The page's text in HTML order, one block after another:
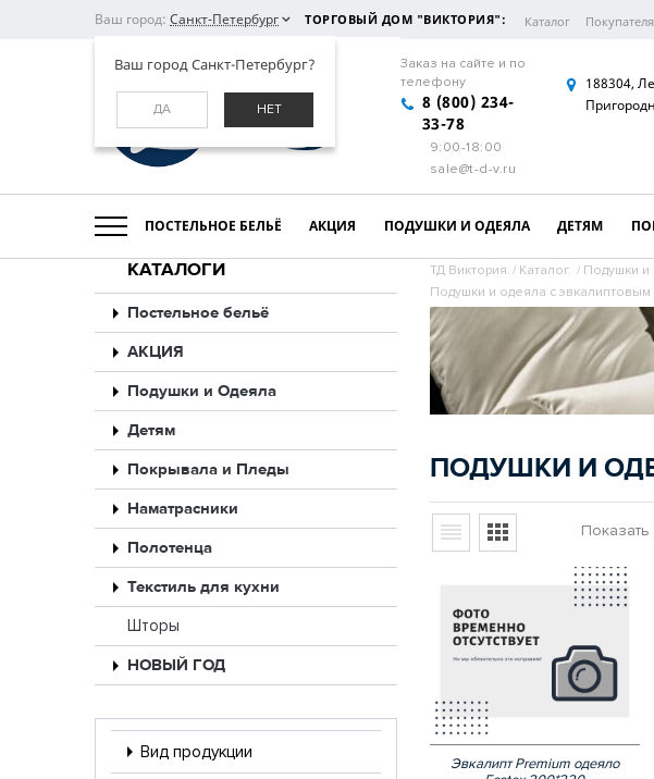
Ваш город: Санкт-Петербург
Ваш город Санкт-Петербург?
ДА НЕТ
ТОРГОВЫЙ ДОМ "ВИКТОРИЯ": Каталог
Заказ на сайте и по
телефону
8 (800) 234-
33-78
9:00-18:00
sale@t-d-v.ru
188304,
ПОСТЕЛЬНОЕ БЕЛЬЁ АКЦИЯ ПОДУШКИ И ОДЕЯЛА ДЕТЯМ
КАТАЛОГИ
Постельное бельё
АКЦИЯ
Подушки и Одеяла
Детям
Покрывала и Пледы
Наматрасники
Полотенца
Текстиль для кухни
Шторы
НОВЫЙ ГОД
Вид продукции
ТД Виктория. / Каталог. / Подушки и
Подушки и одеяла с
ПОДУШКИ И
Показать
Эвкалипт Premium одеяло